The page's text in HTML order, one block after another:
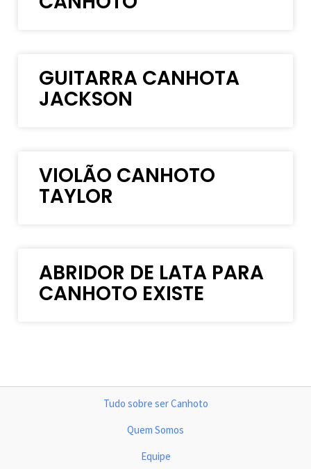
GUITARRA CANHOTA
JACKSON
VIOLÃO CANHOTO
TAYLOR
ABRIDOR DE LATA PARA
CANHOTO EXISTE
Tudo sobre ser Canhoto
Quem Somos
Equipe